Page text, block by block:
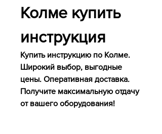
Колме купить
инструкция
Купить инструкцию по Колме.
Широкий выбор, выгодные
цены. Оперативная доставка.
Получите максимальную отдачу
от вашего оборудования!